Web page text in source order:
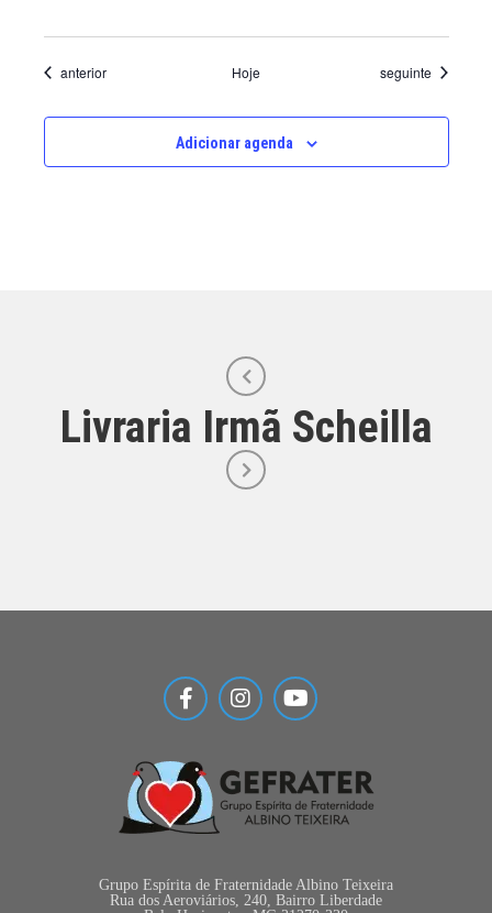
Eventos
anterior Hoje Eventos
seguinte
Adicionar agenda
Livraria Irmã Scheilla
Grupo Espírita de Fraternidade Albino Teixeira
Rua dos Aeroviários, 240, Bairro Liberdade